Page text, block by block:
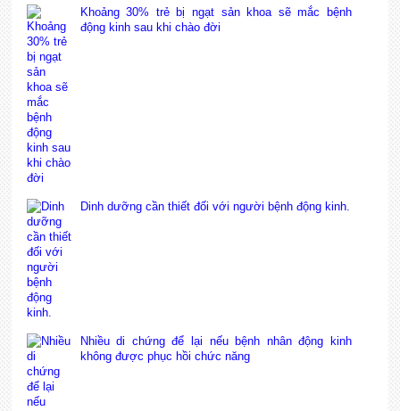
Khoảng 30% trẻ bị ngạt sản khoa sẽ mắc bệnh
động kinh sau khi chào đời
Dinh dưỡng cần thiết đối với người bệnh động kinh.
Nhiều di chứng để lại nếu bệnh nhân động kinh
không được phục hồi chức năng